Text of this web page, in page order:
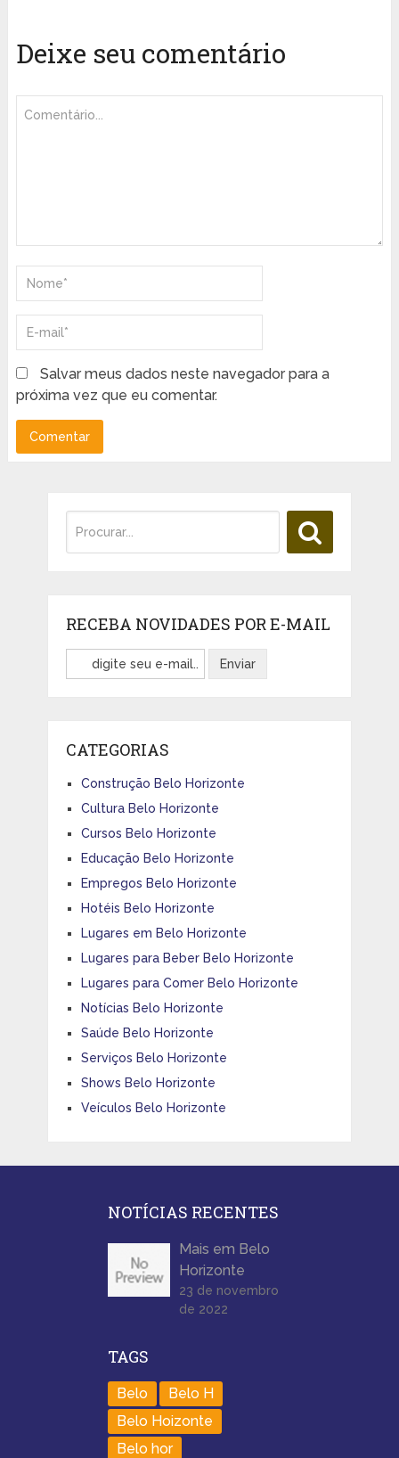
Deixe seu comentário
Salvar meus dados neste navegador para a
próxima vez que eu comentar.
RECEBA NOVIDADES POR E-MAIL
CATEGORIAS
Construção Belo Horizonte
Cultura Belo Horizonte
Cursos Belo Horizonte
Educação Belo Horizonte
Empregos Belo Horizonte
Hotéis Belo Horizonte
Lugares em Belo Horizonte
Lugares para Beber Belo Horizonte
Lugares para Comer Belo Horizonte
Notícias Belo Horizonte
Saúde Belo Horizonte
Serviços Belo Horizonte
Shows Belo Horizonte
Veículos Belo Horizonte
NOTÍCIAS RECENTES
Mais em Belo
Horizonte
23 de novembro
de 2022
TAGS
Belo
Belo H
Belo Hoizonte
Belo hor